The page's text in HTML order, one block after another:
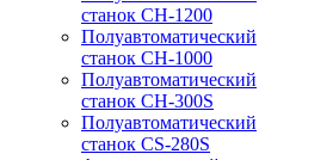
станок CH-1200
Полуавтоматический
станок CH-1000
Полуавтоматический
станок CH-300S
Полуавтоматический
станок CS-280S